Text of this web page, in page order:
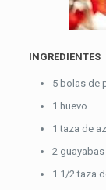
INGREDIENTES
5 bolas de
1 huevo
1 taza de
2
1 1/2 taza